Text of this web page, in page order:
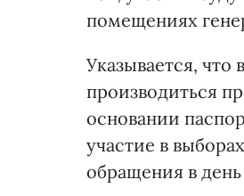
помещениях
Указывается,
производиться
основании
участие в
обращения в